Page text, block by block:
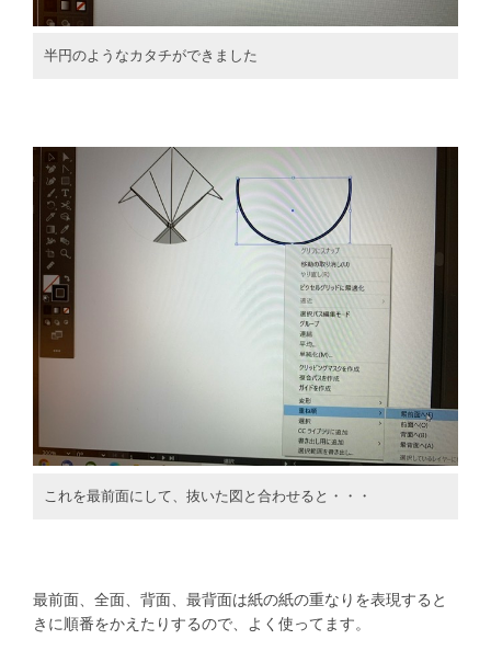
半円のようなカタチができました
これを最前面にして、抜いた図と合わせると・・・
最前面、全面、背面、最背面は紙の紙の重なりを表現すると
きに順番をかえたりするので、よく使ってます。